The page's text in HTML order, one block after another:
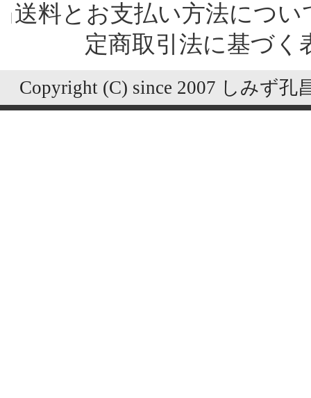
送料とお支払い方法につい
定商取引法に基づく
Copyright (C) since 2007 しみず